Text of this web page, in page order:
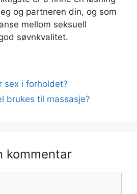
og partneren din, og som
mellom seksuell
søvnkvalitet.
sex i forholdet?
brukes til massasje?
kommentar